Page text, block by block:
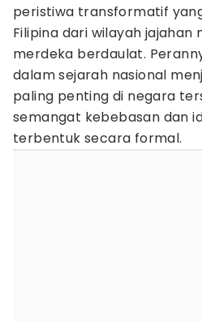
peristiwa transformatif
Filipina dari wilayah jajahan
merdeka berdaulat.
dalam sejarah nasional
paling penting di negara
semangat kebebasan dan
terbentuk secara formal.